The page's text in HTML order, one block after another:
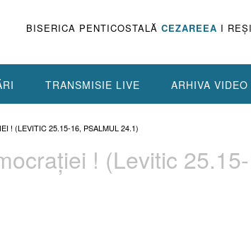
BISERICA PENTICOSTALĂ CEZAREEA I
TRANSMISIE LIVE ARHIVA VIDEO
! (LEVITIC 25.15-16, PSALMUL 24.1)
! (Levitic